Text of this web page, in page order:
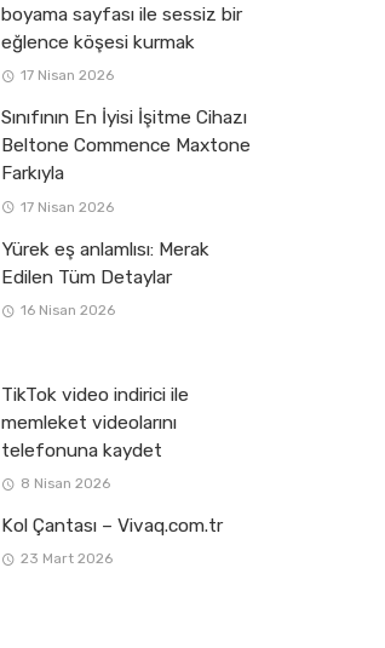
boyama sayfası ile sessiz bir
eğlence köşesi kurmak
17 Nisan 2026
Sınıfının En İyisi İşitme Cihazı
Beltone Commence Maxtone
Farkıyla
17 Nisan 2026
Yürek eş anlamlısı: Merak
Edilen Tüm Detaylar
16 Nisan 2026
TikTok video indirici ile
memleket videolarını
telefonuna kaydet
8 Nisan 2026
Kol Çantası – Vivaq.com.tr
23 Mart 2026